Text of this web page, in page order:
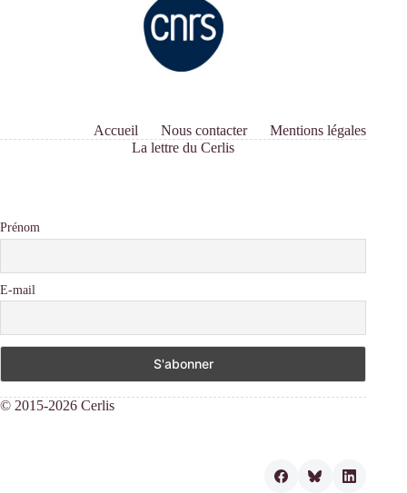
Accueil Nous contacter
Mentions légales
La lettre du Cerlis
Prénom
E-mail
© 2015-2026 Cerlis